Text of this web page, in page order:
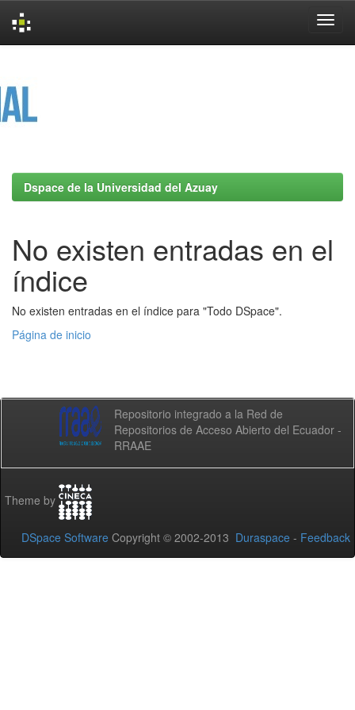
Dspace de la Universidad del Azuay
No existen entradas en el
índice
No existen entradas en el índice para "Todo DSpace".
Página de inicio
Repositorio integrado a la Red de
Repositorios de Acceso Abierto del Ecuador -
RRAAE
Theme by
DSpace Software Copyright © 2002-2013 Duraspace - Feedback